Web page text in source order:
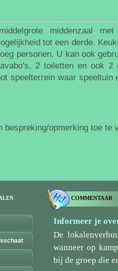
middenzaal
tot een derde.
personen. U kan ook
2 toiletten en ook 2
speelterrein waar speeltuin
bespreking/opmerking toe te
COMMENTAAR
Informeer je
De
wanneer op
bij de groep die